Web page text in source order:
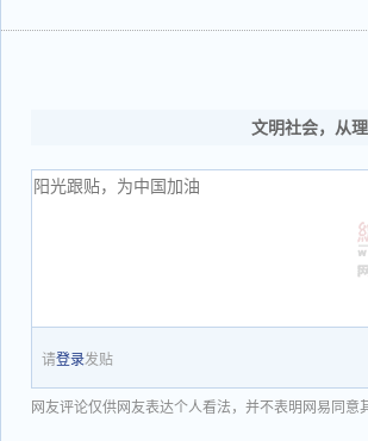
文明社会，从
请登录发贴
网友评论仅供网友表达个人看法，并不表明网易同意